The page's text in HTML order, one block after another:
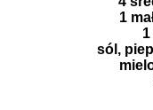
1
sól,